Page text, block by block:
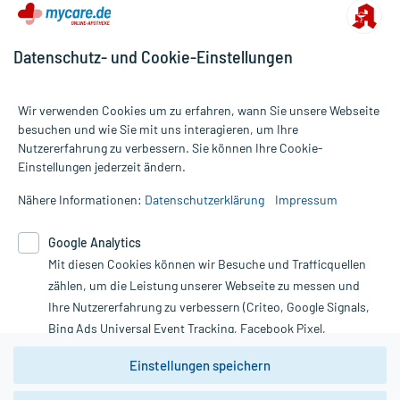
Alle Preise gelten inkl. MwSt., ggf. zzgl. Versandkosten
Informationen auf dieser Website werden ausschließlich für
die Untersuchung und Behandlung durch einen Arzt. Bitte
Therapien eingeleitet werden können. | Diese Webseite benutzt
Google Analytics. Lesen Sie bitte dazu die wichtigen Hinweise in
unserer Datenschutzerklärung. Für den Widerruf einer Bestellung
nutzen Sie das Formular:
Vertrag widerrufen
Datenschutz- und Cookie-Einstellungen
Wir verwenden Cookies um zu erfahren, wann Sie unsere Webseite
besuchen und wie Sie mit uns interagieren, um Ihre
Nutzererfahrung zu verbessern. Sie können Ihre Cookie-
Einstellungen jederzeit ändern.
Nähere Informationen: Datenschutzerklärung Impressum
Google Analytics
Mit diesen Cookies können wir Besuche und Trafficquellen
zählen, um die Leistung unserer Webseite zu messen und
Ihre Nutzererfahrung zu verbessern (Criteo, Google Signals,
Bing Ads Universal Event Tracking, Facebook Pixel,
Youtube-Social Plugin).
Wir weisen darauf hin, dass die
Einstellungen speichern